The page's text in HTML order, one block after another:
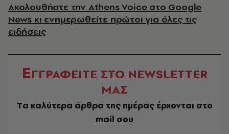
Ακολουθήστε την Athens Voice στο Google
News κι ενημερωθείτε πρώτοι για όλες τις
ειδήσεις
ΕΓΓΡΑΦΕΙΤΕ ΣΤΟ NEWSLETTER
ΜΑΣ
Tα καλύτερα άρθρα της ημέρας έρχονται στο
mail σου